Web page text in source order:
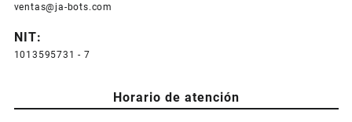
ventas@ja-bots.com
NIT:
1013595731 - 7
Horario de atención